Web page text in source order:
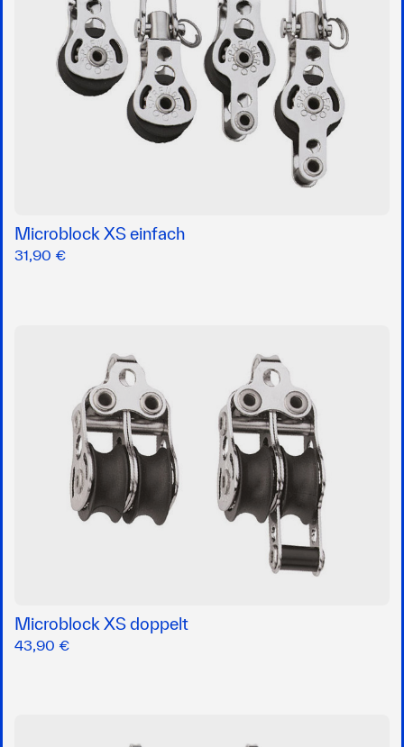
Microblock XS einfach
31,90 €
Microblock XS doppelt
43,90 €